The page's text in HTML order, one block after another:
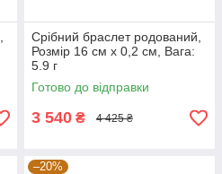
Срібний браслет родований,
Розмір 16 см x 0,2 см, Вага:
5.9 г
Готово до відправки
3 540 ₴ 4 425 ₴
–20%